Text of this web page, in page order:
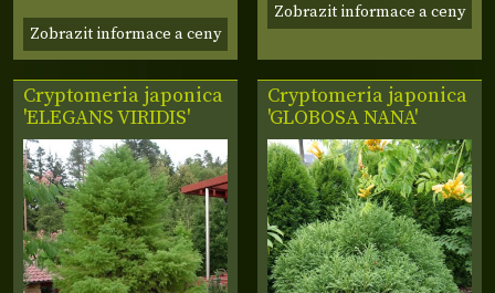
Zobrazit informace a ceny
Zobrazit informace a ceny
Cryptomeria japonica
'ELEGANS VIRIDIS'
Cryptomeria japonica
'GLOBOSA NANA'